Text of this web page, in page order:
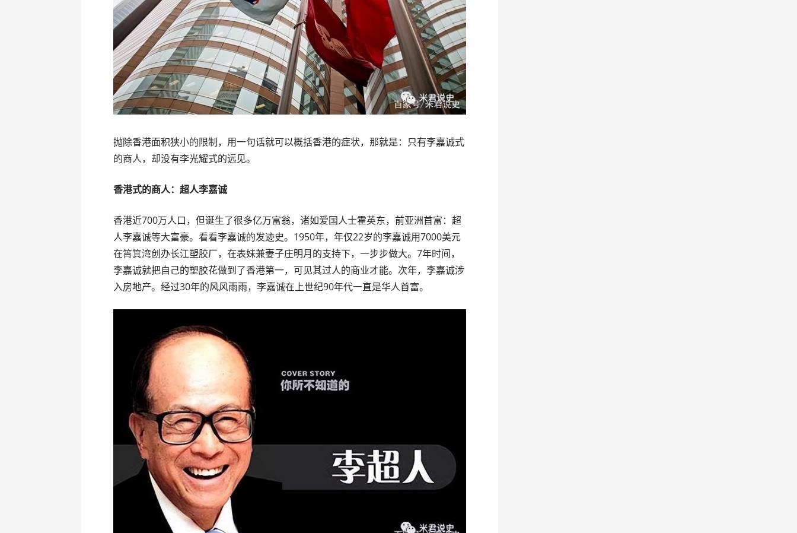
抛除香港面积狭小的限制，用一句话就可以概括香港的症状，那就是：只有李嘉诚式
的商人，却没有李光耀式的远见。
香港式的商人：超人李嘉诚
香港近700万人口，但诞生了很多亿万富翁，诸如爱国人士霍英东，前亚洲首富：超
人李嘉诚等大富豪。看看李嘉诚的发迹史。1950年，年仅22岁的李嘉诚用7000美元
在筲箕湾创办长江塑胶厂，在表妹兼妻子庄明月的支持下，一步步做大。7年时间，
李嘉诚就把自己的塑胶花做到了香港第一，可见其过人的商业才能。次年，李嘉诚涉
入房地产。经过30年的风风雨雨，李嘉诚在上世纪90年代一直是华人首富。